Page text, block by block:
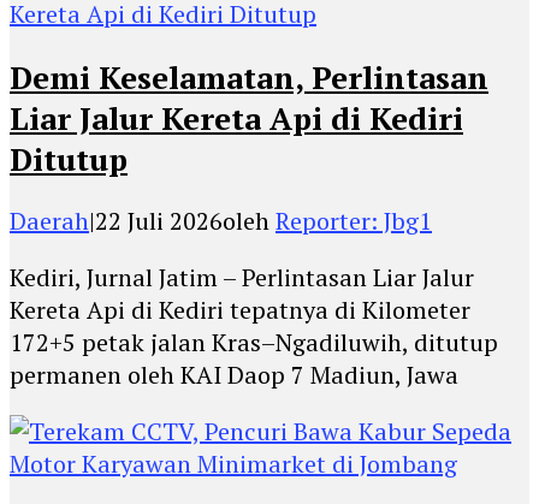
Demi Keselamatan, Perlintasan
Liar Jalur Kereta Api di Kediri
Ditutup
Daerah|22 Juli 2026olehReporter: Jbg1
Kediri, Jurnal Jatim – Perlintasan Liar Jalur
Kereta Api di Kediri tepatnya di Kilometer
172+5 petak jalan Kras–Ngadiluwih, ditutup
permanen oleh KAI Daop 7 Madiun, Jawa